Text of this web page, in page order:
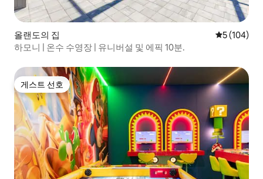
올랜도의 집 평점 5점(5
5 (104)
하모니 | 온수 수영장 | 유니버설 및 에픽 10분.
게스트 선호
게스트 선호